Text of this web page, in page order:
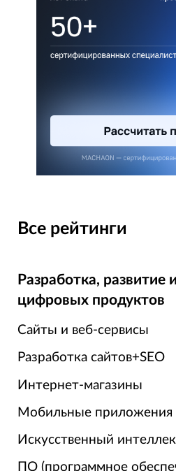
Все рейтинги
Разработка, развитие
цифровых продуктов
Сайты и веб-сервисы
Разработка сайтов+SEO
Интернет-магазины
Мобильные приложения
Искусственный
ПО (программное